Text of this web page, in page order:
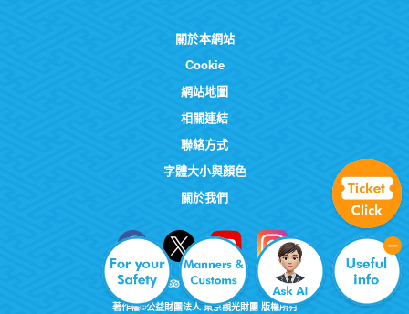
關於本網站
Cookie
網站地圖
相關連結
聯絡方式
字體大小與顏色
關於我們
著作權©公益財團法人 東京觀光財團 版權所有